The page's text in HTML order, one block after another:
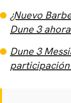
¿Nuevo
Dune 3
Dune 3